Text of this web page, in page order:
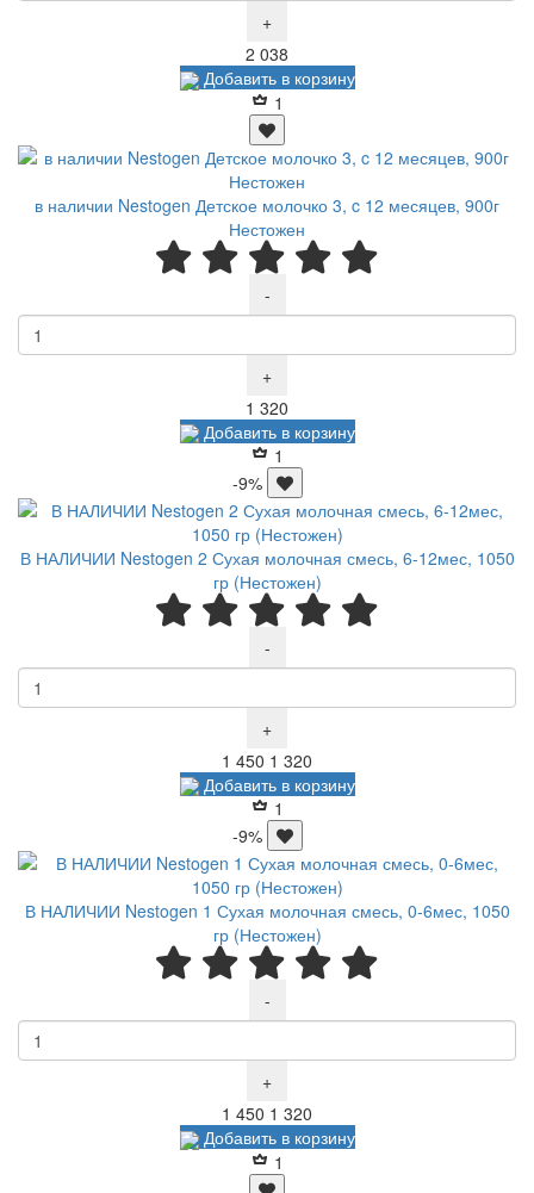
+
2 038
Добавить в корзину
1
в наличии Nestogen Детское молочко 3, c 12 месяцев, 900г
Нестожен
-
+
1 320
Добавить в корзину
1
-9%
В НАЛИЧИИ Nestogen 2 Сухая молочная смесь, 6-12мес, 1050
гр (Нестожен)
-
+
1 450 Р1 320
Добавить в корзину
1
-9%
В НАЛИЧИИ Nestogen 1 Сухая молочная смесь, 0-6мес, 1050
гр (Нестожен)
-
+
1 450 Р1 320
Добавить в корзину
1